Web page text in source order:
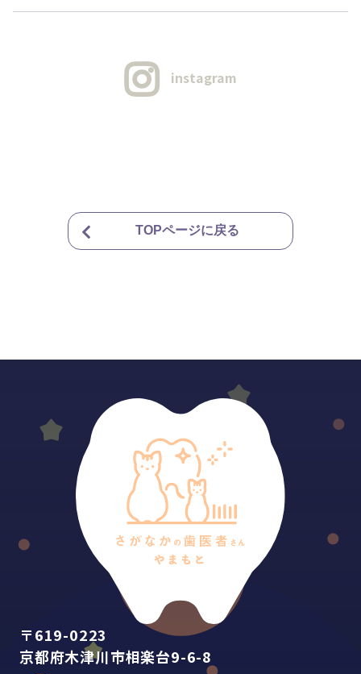
instagram
TOPページに戻る
〒619-0223
京都府木津川市相楽台9-6-8